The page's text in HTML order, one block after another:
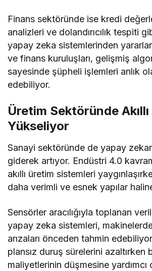
Finans sektöründe ise kredi
analizleri ve dolandırıcılık tespiti
yapay zeka sistemlerinden
ve finans kuruluşları, gelişmiş
sayesinde şüpheli işlemleri anlık
edebiliyor.
Üretim Sektöründe
Yükseliyor
Sanayi sektöründe de yapay
giderek artıyor. Endüstri 4.0
akıllı üretim sistemleri
daha verimli ve esnek yapılar
Sensörler aracılığıyla toplanan
yapay zeka sistemleri,
arızaları önceden tahmin
plansız duruş sürelerini azaltırken
maliyetlerinin düşmesine yardımcı